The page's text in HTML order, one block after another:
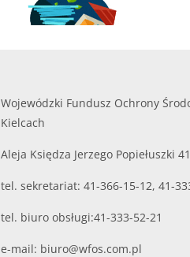
Wojewódzki Fundusz Ochrony
Kielcach
Aleja Księdza Jerzego Popiełuszki
tel. sekretariat: 41-366-15-12, 41-
tel. biuro obsługi:41-333-52-21
e-mail: biuro@wfos.com.pl